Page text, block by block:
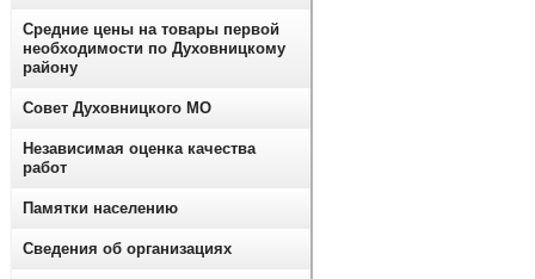
Средние цены на товары первой
необходимости по Духовницкому
району
Совет Духовницкого МО
Независимая оценка качества
работ
Памятки населению
Сведения об организациях